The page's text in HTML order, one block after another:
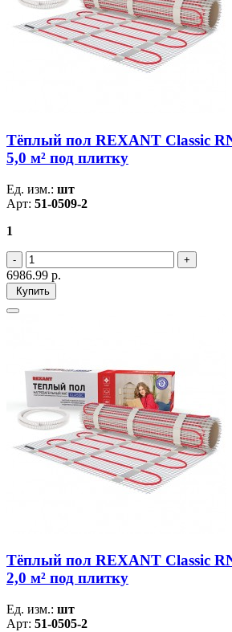
Тёплый пол REXANT Classic
5,0 м² под плитку
Ед. изм.: шт
Арт: 51-0509-2
1
6986.99 р.
Купить
Тёплый пол REXANT Classic
2,0 м² под плитку
Ед. изм.: шт
Арт: 51-0505-2